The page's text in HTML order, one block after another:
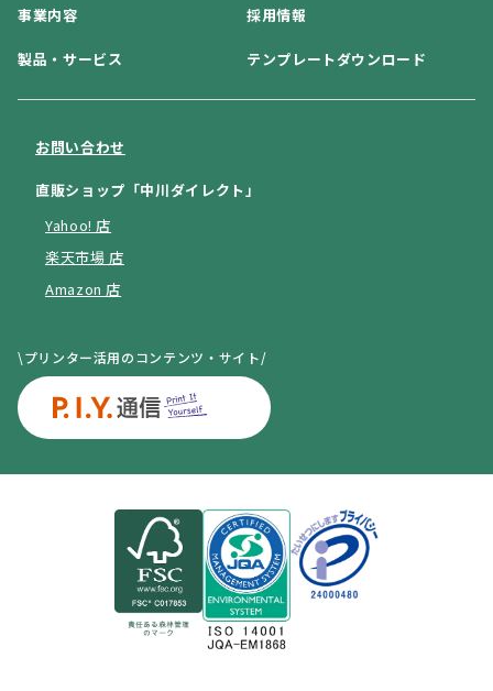
事業内容 採用情報
製品・サービス テンプレートダウンロード
お問い合わせ
直販ショップ「中川ダイレクト」
Yahoo! 店
楽天市場 店
Amazon 店
\プリンター活用のコンテンツ・サイト/